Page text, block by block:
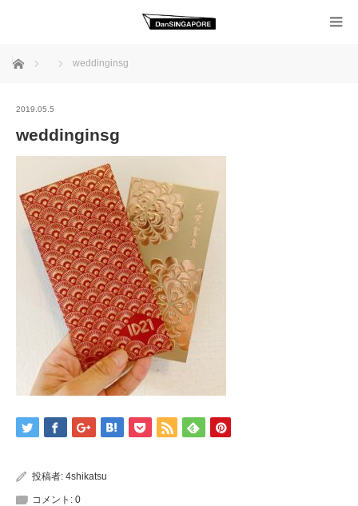
ホーム weddinginsg
2019.05.5
weddinginsg
投稿者: 4shikatsu
コメント: 0